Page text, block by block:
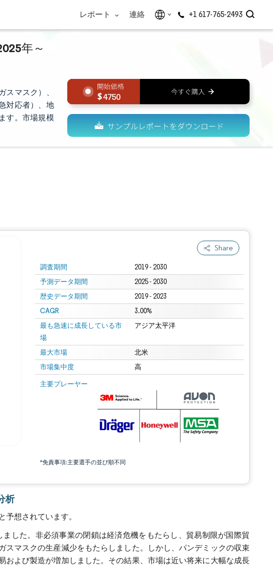
レポート 連絡 +1 617-765-2493
年～
マスク）、
対応者）、地
す。市場規模
4750
Share
調査期間 2019 - 2030
予測データ期間 2025 - 2030
歴史データ期間 2019 - 2023
CAGR 3.00%
最も急速に成長している市
場
アジア太平洋
最大市場 北米
市場集中度 高
主要プレーヤー
*免責事項:主要選手の並び順不同
析
予想されています。
した。非必須事業の閉鎖は経済危機をもたらし、貿易制限が国際貿
マスクの生産減少をもたらしました。しかし、パンデミックの収束
および製造が増加しました。その結果、市場は近い将来に大幅な成長